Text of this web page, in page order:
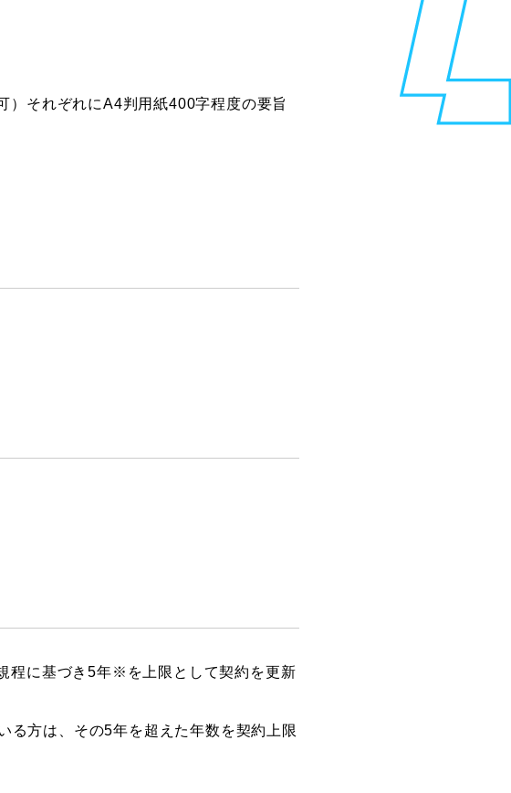
）それぞれにA4判用紙400字程度の要旨
程に基づき5年※を上限として契約を更新
方は、その5年を超えた年数を契約上限